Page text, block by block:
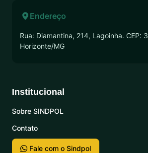
Endereço
Rua: Diamantina, 214, Lagoinha. CEP:
Horizonte/MG
Institucional
Sobre SINDPOL
Contato
Fale com o Sindpol